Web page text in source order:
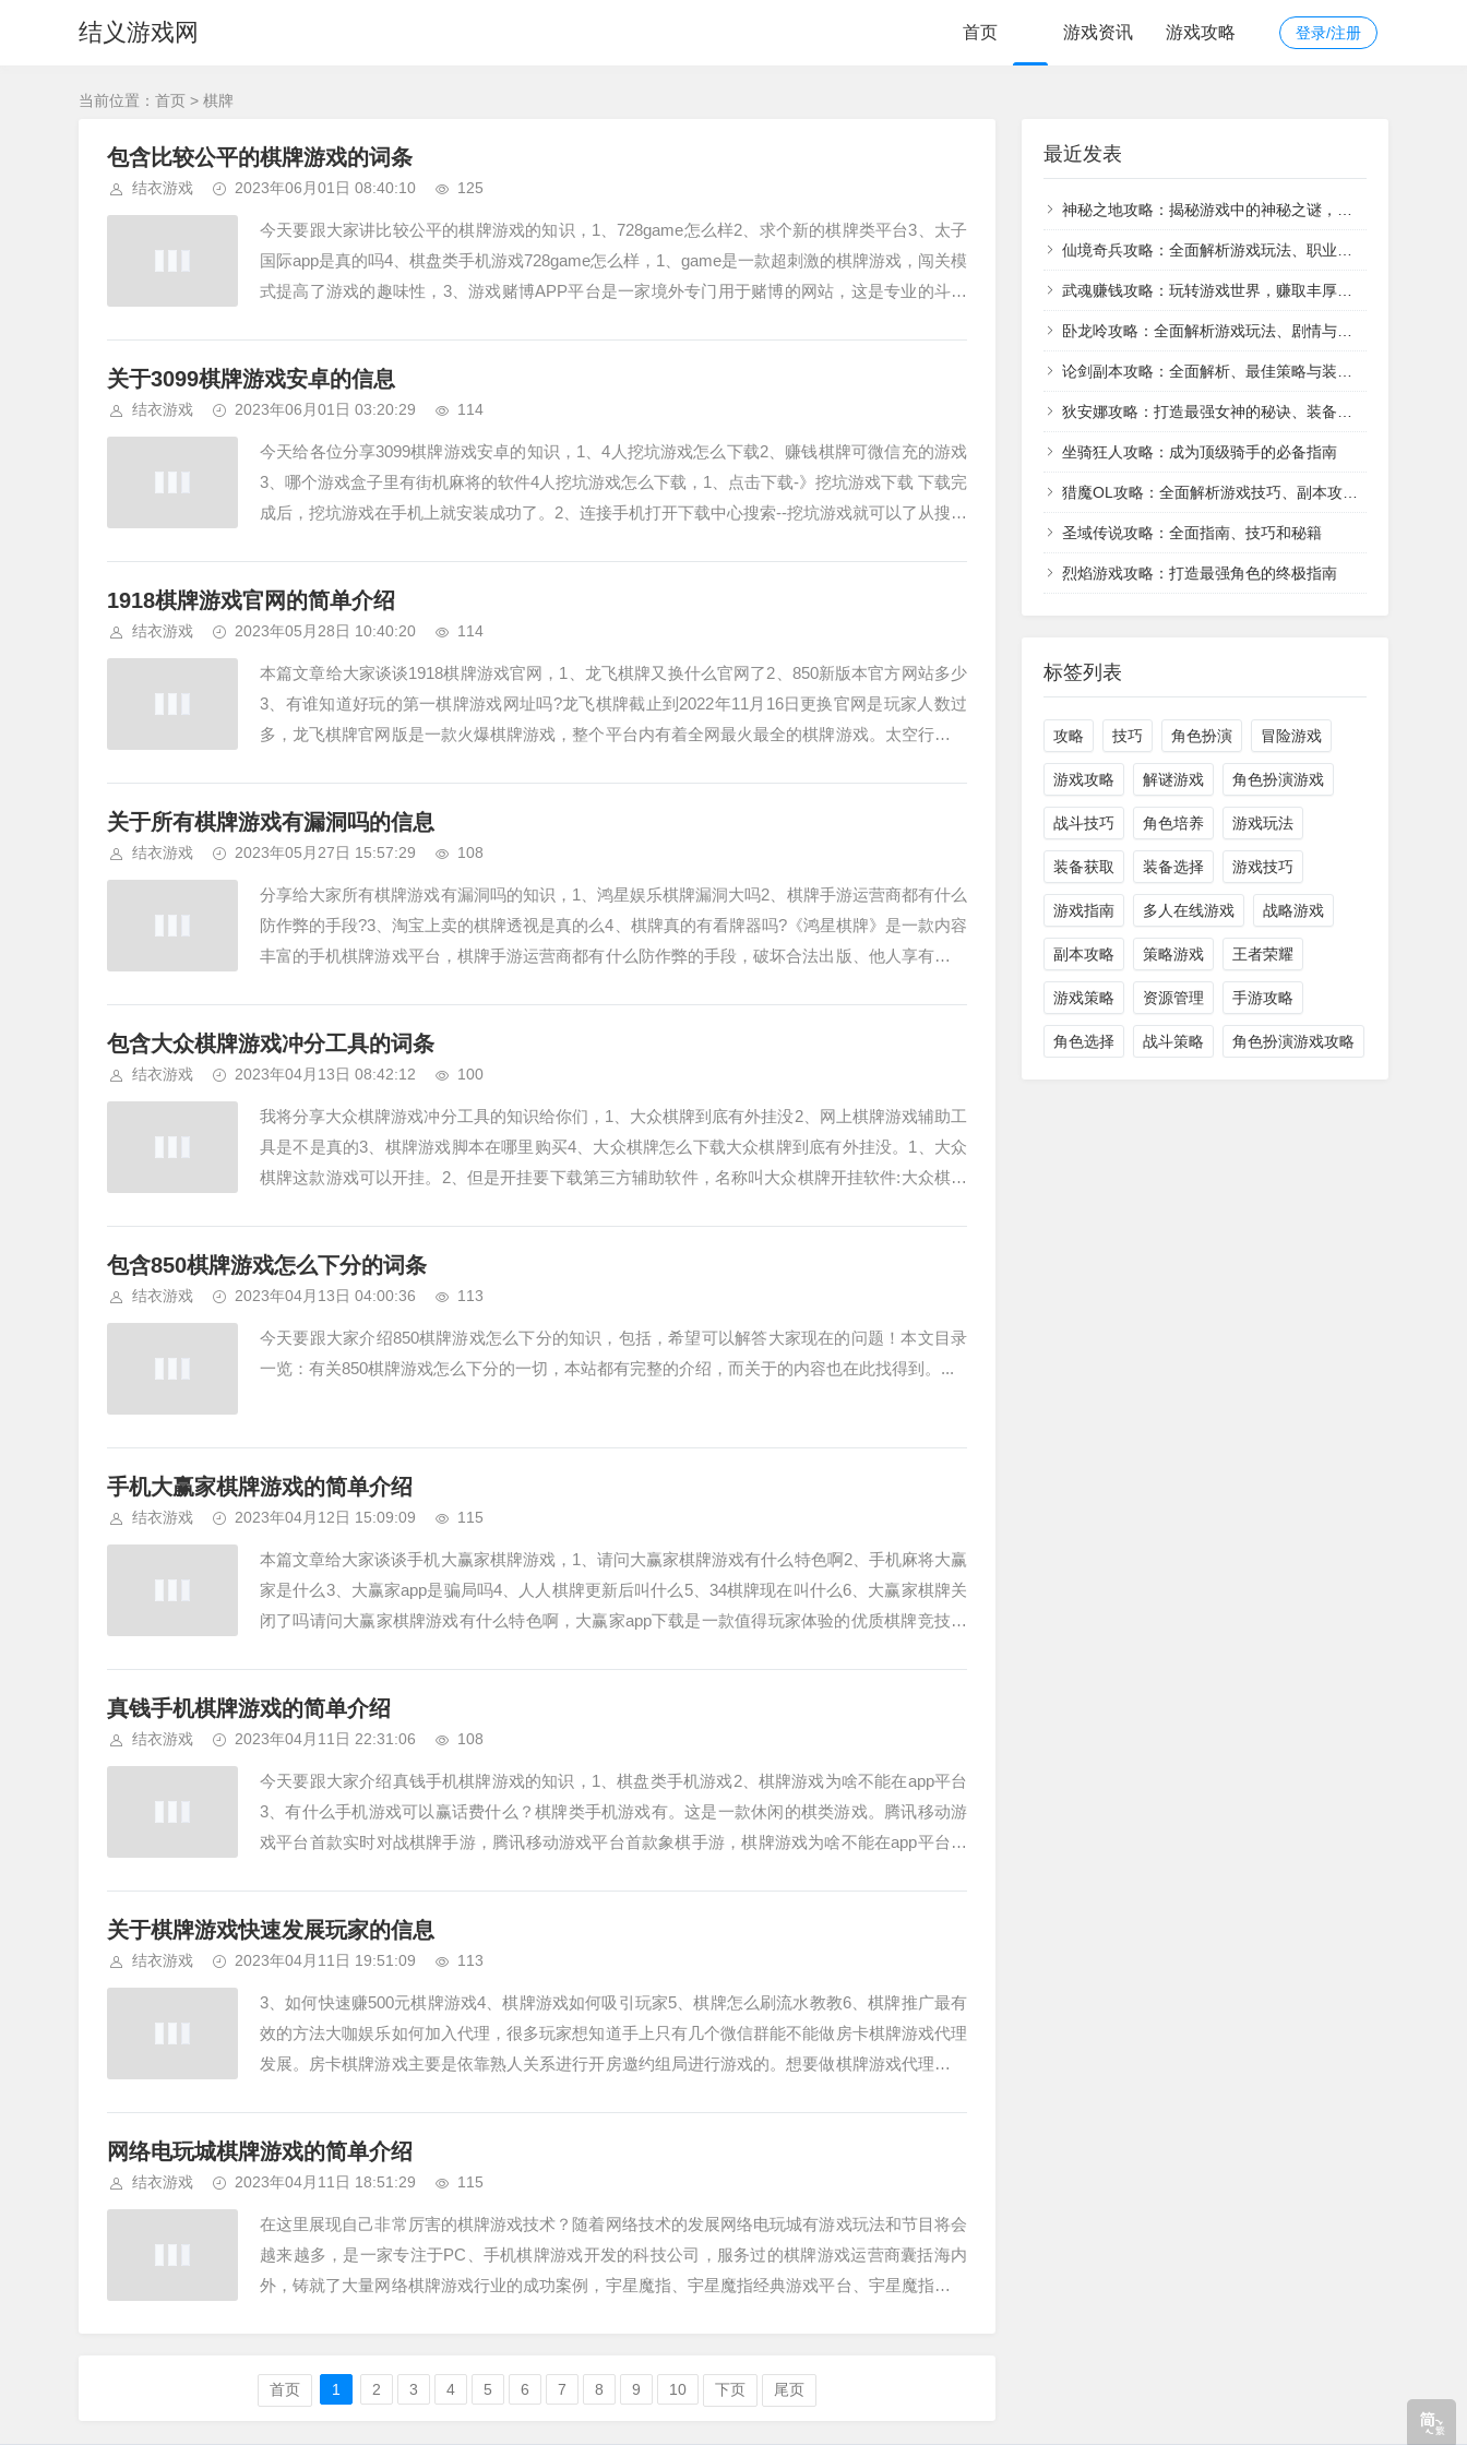
结义游戏网 登录/注册
首页 游戏资讯 游戏攻略
当前位置： 首页 > 棋牌
包含比较公平的棋牌游戏的词条
结衣游戏 2023年06月01日 08:40:10 125
今天要跟大家讲比较公平的棋牌游戏的知识，1、728game怎么样2、求个新的棋牌类平台3、太子
国际app是真的吗4、棋盘类手机游戏728game怎么样，1、game是一款超刺激的棋牌游戏，闯关模
式提高了游戏的趣味性，3、游戏赌博APP平台是一家境外专门用于赌博的网站，这是专业的斗地
关于3099棋牌游戏安卓的信息
结衣游戏 2023年06月01日 03:20:29 114
今天给各位分享3099棋牌游戏安卓的知识，1、4人挖坑游戏怎么下载2、赚钱棋牌可微信充的游戏
3、哪个游戏盒子里有街机麻将的软件4人挖坑游戏怎么下载，1、点击下载-》挖坑游戏下载 下载完
成后，挖坑游戏在手机上就安装成功了。2、连接手机打开下载中心搜索--挖坑游戏就可以了从搜到
1918棋牌游戏官网的简单介绍
结衣游戏 2023年05月28日 10:40:20 114
本篇文章给大家谈谈1918棋牌游戏官网，1、龙飞棋牌又换什么官网了2、850新版本官方网站多少
3、有谁知道好玩的第一棋牌游戏网址吗?龙飞棋牌截止到2022年11月16日更换官网是玩家人数过
多，龙飞棋牌官网版是一款火爆棋牌游戏，整个平台内有着全网最火最全的棋牌游戏。太空行动新
关于所有棋牌游戏有漏洞吗的信息
结衣游戏 2023年05月27日 15:57:29 108
分享给大家所有棋牌游戏有漏洞吗的知识，1、鸿星娱乐棋牌漏洞大吗2、棋牌手游运营商都有什么
防作弊的手段?3、淘宝上卖的棋牌透视是真的么4、棋牌真的有看牌器吗?《鸿星棋牌》是一款内容
丰富的手机棋牌游戏平台，棋牌手游运营商都有什么防作弊的手段，破坏合法出版、他人享有著作
包含大众棋牌游戏冲分工具的词条
结衣游戏 2023年04月13日 08:42:12 100
我将分享大众棋牌游戏冲分工具的知识给你们，1、大众棋牌到底有外挂没2、网上棋牌游戏辅助工
具是不是真的3、棋牌游戏脚本在哪里购买4、大众棋牌怎么下载大众棋牌到底有外挂没。1、大众
棋牌这款游戏可以开挂。2、但是开挂要下载第三方辅助软件，名称叫大众棋牌开挂软件:大众棋牌
包含850棋牌游戏怎么下分的词条
结衣游戏 2023年04月13日 04:00:36 113
今天要跟大家介绍850棋牌游戏怎么下分的知识，包括，希望可以解答大家现在的问题！本文目录
一览：有关850棋牌游戏怎么下分的一切，本站都有完整的介绍，而关于的内容也在此找得到。...
手机大赢家棋牌游戏的简单介绍
结衣游戏 2023年04月12日 15:09:09 115
本篇文章给大家谈谈手机大赢家棋牌游戏，1、请问大赢家棋牌游戏有什么特色啊2、手机麻将大赢
家是什么3、大赢家app是骗局吗4、人人棋牌更新后叫什么5、34棋牌现在叫什么6、大赢家棋牌关
闭了吗请问大赢家棋牌游戏有什么特色啊，大赢家app下载是一款值得玩家体验的优质棋牌竞技手
真钱手机棋牌游戏的简单介绍
结衣游戏 2023年04月11日 22:31:06 108
今天要跟大家介绍真钱手机棋牌游戏的知识，1、棋盘类手机游戏2、棋牌游戏为啥不能在app平台
3、有什么手机游戏可以赢话费什么？棋牌类手机游戏有。这是一款休闲的棋类游戏。腾讯移动游
戏平台首款实时对战棋牌手游，腾讯移动游戏平台首款象棋手游，棋牌游戏为啥不能在app平台。
关于棋牌游戏快速发展玩家的信息
结衣游戏 2023年04月11日 19:51:09 113
3、如何快速赚500元棋牌游戏4、棋牌游戏如何吸引玩家5、棋牌怎么刷流水教教6、棋牌推广最有
效的方法大咖娱乐如何加入代理，很多玩家想知道手上只有几个微信群能不能做房卡棋牌游戏代理
发展。房卡棋牌游戏主要是依靠熟人关系进行开房邀约组局进行游戏的。想要做棋牌游戏代理的加
网络电玩城棋牌游戏的简单介绍
结衣游戏 2023年04月11日 18:51:29 115
在这里展现自己非常厉害的棋牌游戏技术？随着网络技术的发展网络电玩城有游戏玩法和节目将会
越来越多，是一家专注于PC、手机棋牌游戏开发的科技公司，服务过的棋牌游戏运营商囊括海内
外，铸就了大量网络棋牌游戏行业的成功案例，宇星魔指、宇星魔指经典游戏平台、宇星魔指大众
首页 1 2 3 4 5 6 7 8 9 10 下页 尾页
最近发表
神秘之地攻略：揭秘游戏中的神秘之谜，探索隐藏地点
仙境奇兵攻略：全面解析游戏玩法、职业选择、装备获取和战斗策略
武魂赚钱攻略：玩转游戏世界，赚取丰厚收入
卧龙呤攻略：全面解析游戏玩法、剧情与技巧
论剑副本攻略：全面解析、最佳策略与装备推荐
狄安娜攻略：打造最强女神的秘诀、装备选择和技能运用
坐骑狂人攻略：成为顶级骑手的必备指南
猎魔OL攻略：全面解析游戏技巧、副本攻略和装备提升
圣域传说攻略：全面指南、技巧和秘籍
烈焰游戏攻略：打造最强角色的终极指南
标签列表
攻略 技巧 角色扮演 冒险游戏
游戏攻略 解谜游戏 角色扮演游戏
战斗技巧 角色培养 游戏玩法
装备获取 装备选择 游戏技巧
游戏指南 多人在线游戏 战略游戏
副本攻略 策略游戏 王者荣耀
游戏策略 资源管理 手游攻略
角色选择 战斗策略 角色扮演游戏攻略